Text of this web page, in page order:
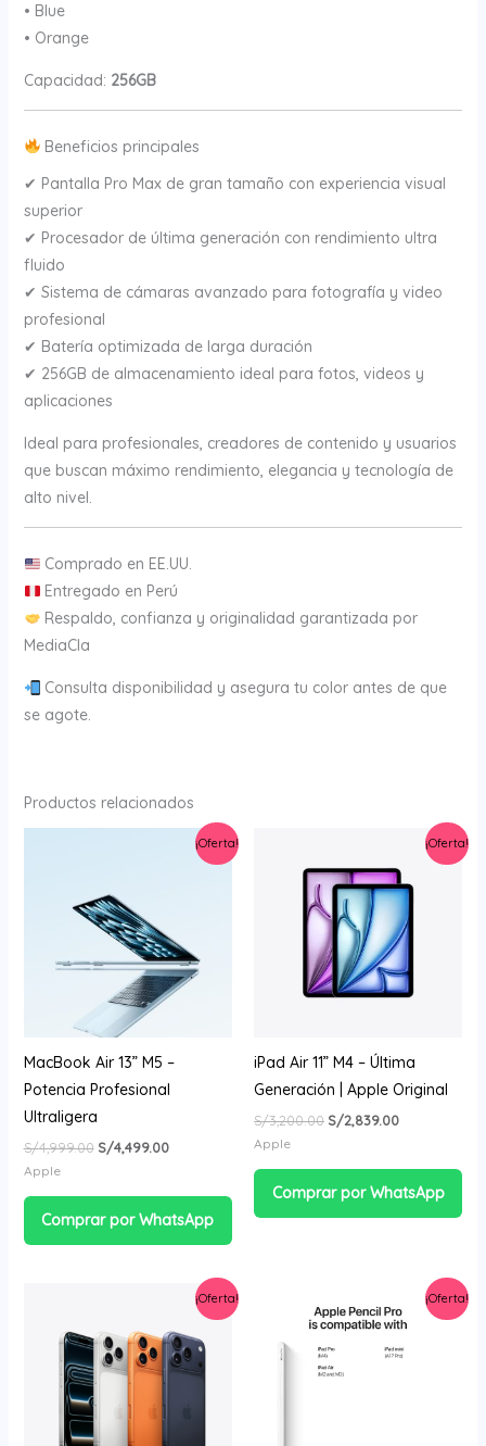
• Blue
• Orange
Capacidad: 256GB
Beneficios principales
✔ Pantalla Pro Max de gran tamaño con experiencia visual
superior
✔ Procesador de última generación con rendimiento ultra
fluido
✔ Sistema de cámaras avanzado para fotografía y video
profesional
✔ Batería optimizada de larga duración
✔ 256GB de almacenamiento ideal para fotos, videos y
aplicaciones
Ideal para profesionales, creadores de contenido y usuarios
que buscan máximo rendimiento, elegancia y tecnología de
alto nivel.
Comprado en EE.UU.
Entregado en Perú
Respaldo, confianza y originalidad garantizada por
MediaCla
Consulta disponibilidad y asegura tu color antes de que
se agote.
Productos relacionados
¡Oferta!
MacBook Air 13” M5 –
Potencia Profesional
Ultraligera
S/4,999.00
S/4,999.00.
S/4,499.00
precio
Apple
Comprar por WhatsApp
¡Oferta!
iPad Air 11” M4 – Última
Generación | Apple Original
S/3,200.00
original
era:
S/3,200.00.
S/2,839.00
precio
actual
es:
S/2,839.00.
Apple
Comprar por WhatsApp
¡Oferta!
era:
S/5,499.00.
precio
es:
S/4,999.00.
¡Oferta!
precio
original
S/899.00.
precio
actual
S/519.00.